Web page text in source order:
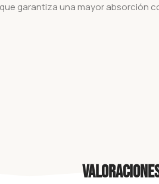
garantiza una mayor absorción